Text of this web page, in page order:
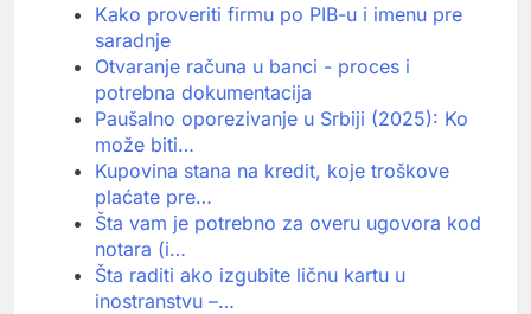
Kako proveriti firmu po PIB-u i imenu pre
saradnje
Otvaranje računa u banci - proces i
potrebna dokumentacija
Paušalno oporezivanje u Srbiji (2025): Ko
može biti…
Kupovina stana na kredit, koje troškove
plaćate pre…
Šta vam je potrebno za overu ugovora kod
notara (i…
Šta raditi ako izgubite ličnu kartu u
inostranstvu –…